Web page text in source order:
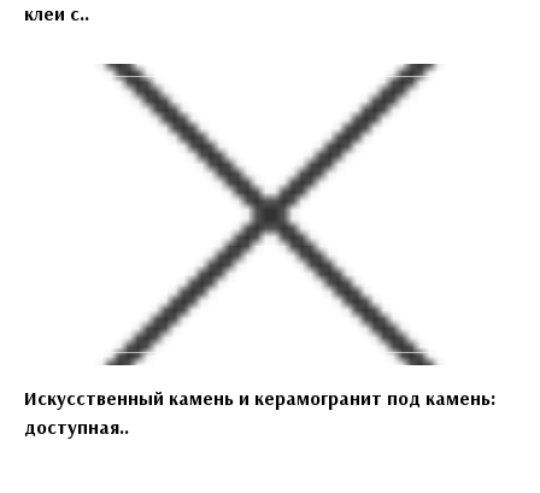
клеи с..
Искусственный камень и керамогранит под камень:
доступная..